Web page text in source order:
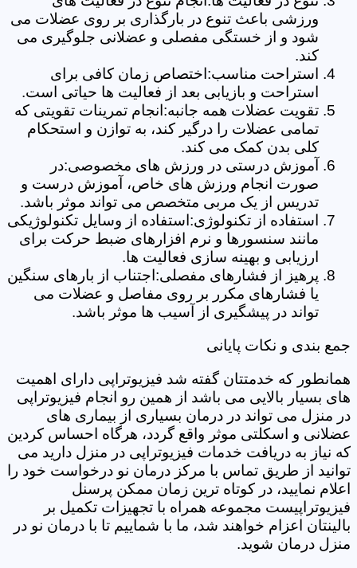
ورزشی باعث تنوع در بارگذاری بر روی عضلات می
شود و از خستگی مفصلی و عضلانی جلوگیری می
کند.
استراحت مناسب:اختصاص زمان کافی برای
استراحت و بازیابی بعد از فعالیت ها حیاتی است.
تقویت عضلات همه جانبه:انجام تمرینات تقویتی که
تمامی عضلات را درگیر کند، به توازن و استحکام
کلی بدن کمک می کند.
آموزش درستی در ورزش های مخصوصی:در
صورت انجام ورزش های خاص، آموزش درست و
تدریس از یک مربی متخصص می تواند موثر باشد.
استفاده از تکنولوژی:استفاده از وسایل تکنولوژیکی
مانند سنسورها و نرم افزارهای ضبط حرکت برای
ارزیابی و بهینه سازی فعالیت ها.
پرهیز از فشارهای مفصلی:اجتناب از بارهای سنگین
یا فشارهای مکرر بر روی مفاصل و عضلات می
تواند در پیشگیری از آسیب ها موثر باشد.
جمع بندی و نکات پایانی
همانطور که خدمتتان گفته شد فیزیوتراپی دارای اهمیت
های بسیار بالایی می باشد از همین رو انجام فیزیوتراپی
در منزل می تواند در درمان بسیاری از بیماری های
عضلانی و اسکلتی موثر واقع گردد، هرگاه احساس کردین
که نیاز به دریافت خدمات فیزیوتراپی در منزل دارید می
توانید از طریق تماس با مرکز درمان نو درخواست خود را
اعلام نمایید، در کوتاه ترین زمان ممکن پرسنل
فیزیوتراپیست مجموعه همراه با تجهیزات تکمیل بر
بالینتان اعزام خواهند شد، ما با شماییم تا با درمان نو در
منزل درمان شوید.